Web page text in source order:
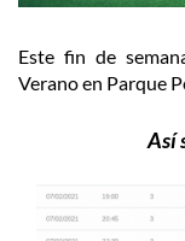
Este fin de
Verano en Parque
Así